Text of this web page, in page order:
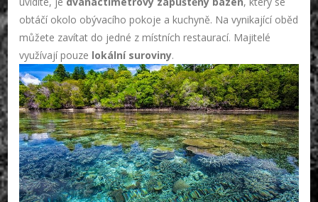
obtáčí okolo obývacího pokoje a kuchyně. Na vynikající oběd
můžete zavítat do jedné z místních restaurací. Majitelé
využívají pouze lokální suroviny.